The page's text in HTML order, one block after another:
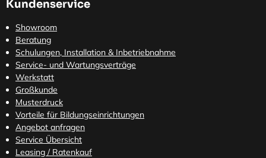
Kundenservice
Showroom
Beratung
Schulungen, Installation & Inbetriebnahme
Service- und Wartungsverträge
Werkstatt
Großkunde
Musterdruck
Vorteile für Bildungseinrichtungen
Angebot anfragen
Service Übersicht
Leasing / Ratenkauf